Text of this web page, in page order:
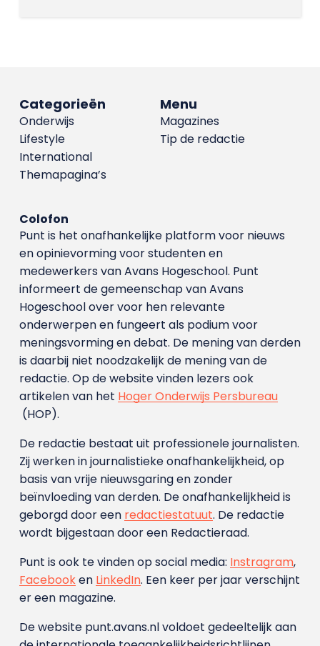
Menu
Magazines
Tip de redactie
Categorieën
Onderwijs
Lifestyle
International
Themapagina’s
Colofon
Punt is het onafhankelijke platform voor nieuws
en opinievorming voor studenten en
medewerkers van Avans Hoge­school. Punt
informeert de gemeenschap van Avans
Hogeschool over voor hen relevante
onderwerpen en fungeert als podium voor
meningsvorming en debat. De mening van derden
is daarbij niet noodzakelijk de mening van de
redactie. Op de website vinden lezers ook
artikelen van het Hoger Onderwijs Persbureau
(HOP).
De redactie bestaat uit professionele journalisten.
Zij werken in journalistieke onafhankelijkheid, op
basis van vrije nieuwsgaring en zonder
beïnvloeding van derden. De onafhankelijkheid is
geborgd door een redactiestatuut. De redactie
wordt bijgestaan door een Redactieraad.
Punt is ook te vinden op social media: Instragram,
Facebooken LinkedIn. Een keer per jaar verschijnt
er een magazine.
De website punt.avans.nl voldoet gedeeltelijk aan